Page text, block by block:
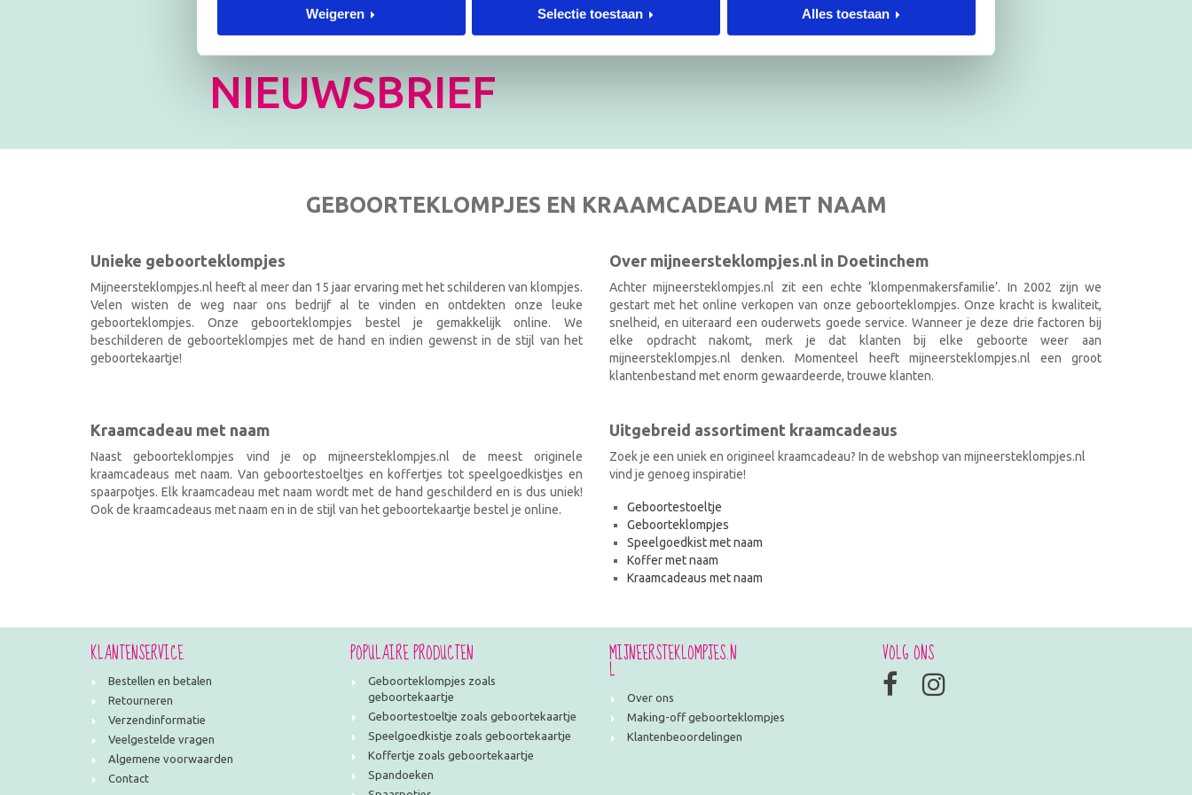
Weigeren Selectie toestaan Alles toestaan
Blijf op de hoogte!
NIEUWSBRIEF
[mc4wp_form id=”3182″]
GEBOORTEKLOMPJES EN KRAAMCADEAU MET NAAM
Unieke geboorteklompjes
Mijneersteklompjes.nl heeft al meer dan 15 jaar ervaring met het schilderen van klompjes.
Velen wisten de weg naar ons bedrijf al te vinden en ontdekten onze leuke
geboorteklompjes. Onze geboorteklompjes bestel je gemakkelijk online. We
beschilderen de geboorteklompjes met de hand en indien gewenst in de stijl van het
geboortekaartje!
Over mijneersteklompjes.nl in Doetinchem
Achter mijneersteklompjes.nl zit een echte ‘klompenmakersfamilie’. In 2002 zijn we
gestart met het online verkopen van onze geboorteklompjes. Onze kracht is kwaliteit,
snelheid, en uiteraard een ouderwets goede service. Wanneer je deze drie factoren bij
elke opdracht nakomt, merk je dat klanten bij elke geboorte weer aan
mijneersteklompjes.nl denken. Momenteel heeft mijneersteklompjes.nl een groot
klantenbestand met enorm gewaardeerde, trouwe klanten.
Kraamcadeau met naam
Naast geboorteklompjes vind je op mijneersteklompjes.nl de meest originele
kraamcadeaus met naam. Van geboortestoeltjes en koffertjes tot speelgoedkistjes en
spaarpotjes. Elk kraamcadeau met naam wordt met de hand geschilderd en is dus uniek!
Ook de kraamcadeaus met naam en in de stijl van het geboortekaartje bestel je online.
Uitgebreid assortiment kraamcadeaus
Zoek je een uniek en origineel kraamcadeau? In de webshop van mijneersteklompjes.nl
vind je genoeg inspiratie!
Geboortestoeltje
Geboorteklompjes
Speelgoedkist met naam
Koffer met naam
Kraamcadeaus met naam
KLANTENSERVICE
Bestellen en betalen
Retourneren
Verzendinformatie
Veelgestelde vragen
Algemene voorwaarden
Contact
POPULAIRE PRODUCTEN
Geboorteklompjes zoals
geboortekaartje
Geboortestoeltje zoals geboortekaartje
Speelgoedkistje zoals geboortekaartje
Koffertje zoals geboortekaartje
Spandoeken
MIJNEERSTEKLOMPJES.N
L
Over ons
Making-off geboorteklompjes
Klantenbeoordelingen
VOLG ONS